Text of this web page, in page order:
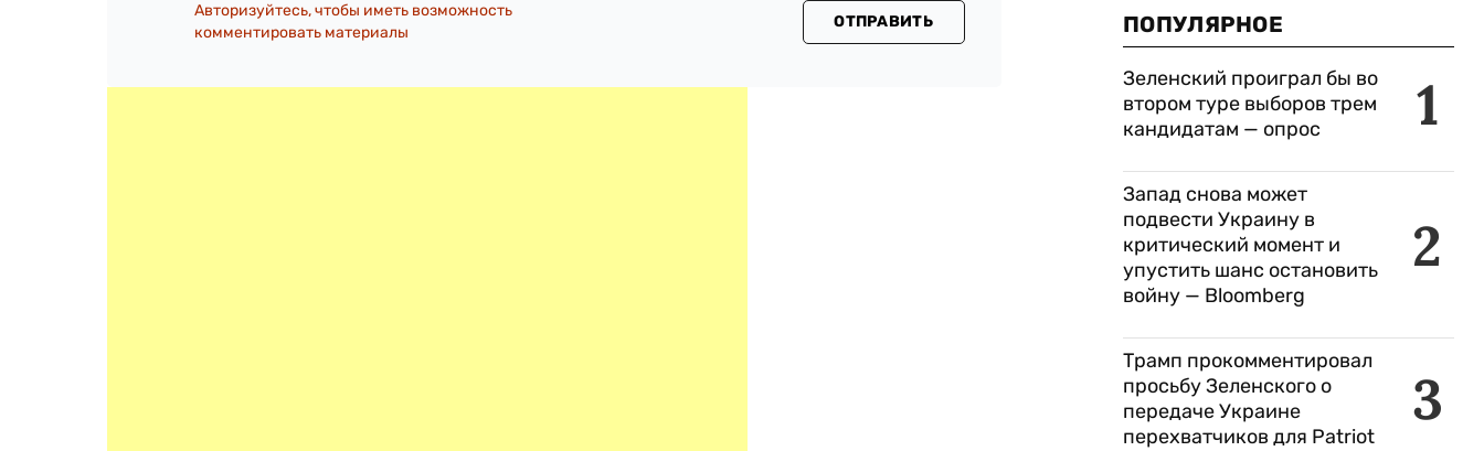
Авторизуйтесь, чтобы иметь возможность
комментировать материалы
ОТПРАВИТЬ ПОПУЛЯРНОЕ
1
Зеленский проиграл бы во
втором туре выборов трем
кандидатам — опрос
2
Запад снова может
подвести Украину в
критический момент и
упустить шанс остановить
войну — Bloomberg
3
Трамп прокомментировал
просьбу Зеленского о
передаче Украине
перехватчиков для Patriot